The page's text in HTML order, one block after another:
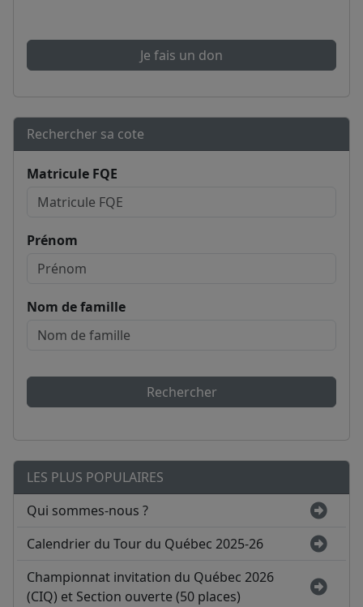
Je fais un don
Rechercher sa cote
Matricule FQE
Prénom
Nom de famille
Rechercher
LES PLUS POPULAIRES
Qui sommes-nous ?
Calendrier du Tour du Québec 2025-26
Championnat invitation du Québec 2026
(CIQ) et Section ouverte (50 places)